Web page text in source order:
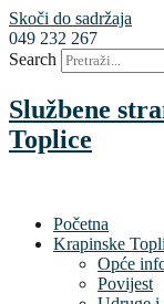
Skoči do sadržaja
049 232 267
Search
Službene
Toplice
Početna
Krapinske
Opće
Povijest